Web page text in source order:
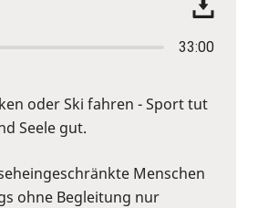
33:00
oder Ski fahren - Sport tut
Seele gut.
Menschen
ohne Begleitung nur